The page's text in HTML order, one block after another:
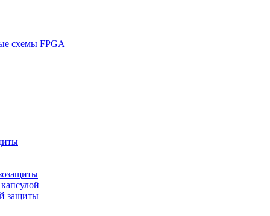
схемы FPGA
защиты